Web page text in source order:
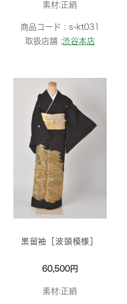
素材:正絹
商品コード : s-kt031
取扱店舗 :渋谷本店
黒留袖［波頭模様］
60,500円
素材:正絹